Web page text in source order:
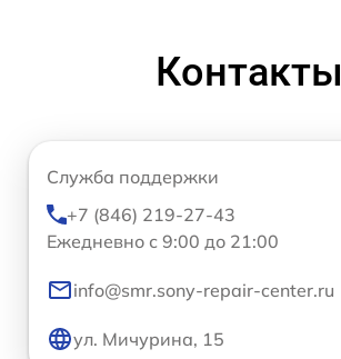
Контакты
Служба поддержки
+7 (846) 219-27-43
Ежедневно с 9:00 до 21:00
info@smr.sony-repair-center.ru
ул. Мичурина, 15